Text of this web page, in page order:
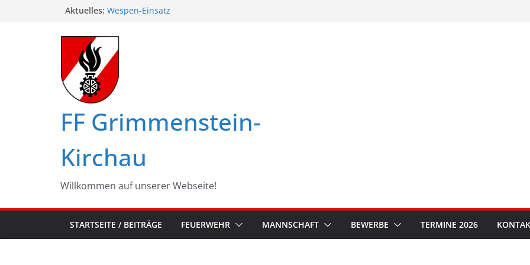
Aktuelles: Wespen-Einsatz
Maschinistenübung am Haßbach
Landesbewerbe in Zistersdorf
FF Grimmenstein-
Kirchau
Willkommen auf unserer Webseite!
STARTSEITE / BEITRÄGE FEUERWEHR MANNSCHAFT BEWERBE TERMINE 2026